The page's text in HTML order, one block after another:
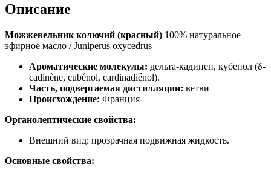
Описание
Можжевельник колючий (красный) 100% натуральное
эфирное масло / Juniperus oxycedrus
Ароматические молекулы: дельта-кадинен, кубенол (δ-
cadinène, cubénol, cardinadiénol).
Часть, подвергаемая дистилляции: ветви
Происхождение: Франция
Органолептические свойства:
Внешний вид: прозрачная подвижная жидкость.
Основные свойства: